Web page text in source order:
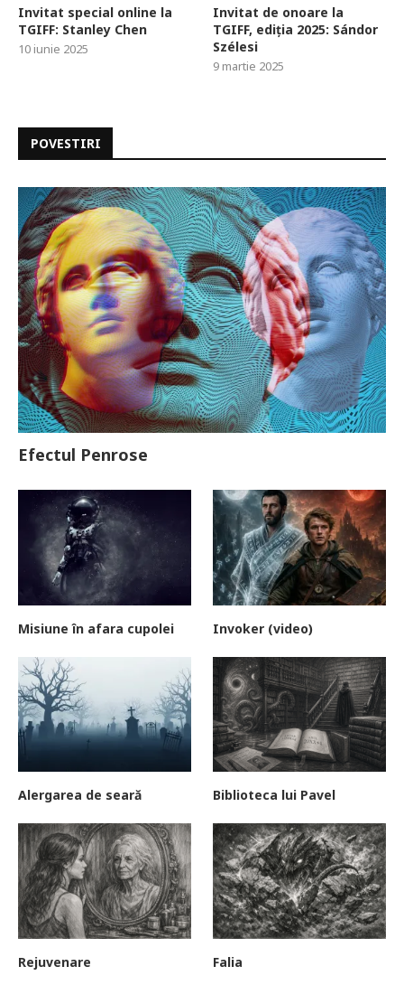
Invitat special online la
TGIFF: Stanley Chen
10 iunie 2025
Invitat de onoare la
TGIFF, ediția 2025: Sándor
Szélesi
9 martie 2025
POVESTIRI
Efectul Penrose
Misiune în afara cupolei Invoker (video)
Alergarea de seară Biblioteca lui Pavel
Rejuvenare Falia